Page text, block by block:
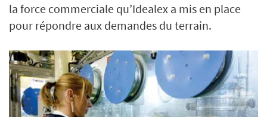
la force commerciale qu’Idealex a mis en place
pour répondre aux demandes du terrain.